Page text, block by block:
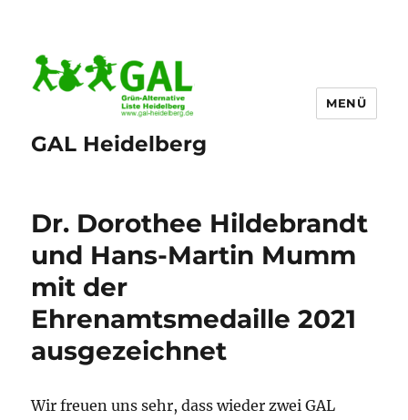
GAL Heidelberg
MENÜ
Dr. Dorothee Hildebrandt
und Hans-Martin Mumm
mit der
Ehrenamtsmedaille 2021
ausgezeichnet
Wir freuen uns sehr, dass wieder zwei GAL